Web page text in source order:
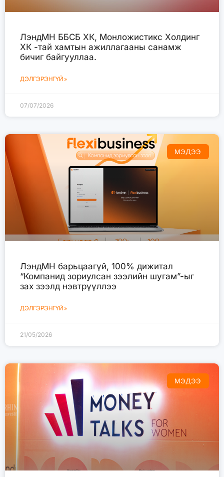
ЛэндМН ББСБ ХК, Монложистикс Холдинг
ХК -тай хамтын ажиллагааны санамж
бичиг байгууллаа.
ДЭЛГЭРЭНГҮЙ »
07/07/2026
МЭДЭЭ
ЛэндМН барьцаагүй, 100% дижитал
“Компанид зориулсан зээлийн шугам”-ыг
зах зээлд нэвтрүүллээ
ДЭЛГЭРЭНГҮЙ »
21/05/2026
МЭДЭЭ